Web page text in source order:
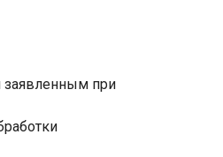
заявленным при